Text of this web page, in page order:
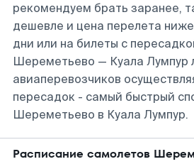
рекомендуем брать заранее,
дешевле и цена перелета
дни или на билеты с
Шереметьево — Куала Лумпур
авиаперевозчиков
пересадок - самый быстрый
Шереметьево в Куала Лумпур.
Расписание самолетов